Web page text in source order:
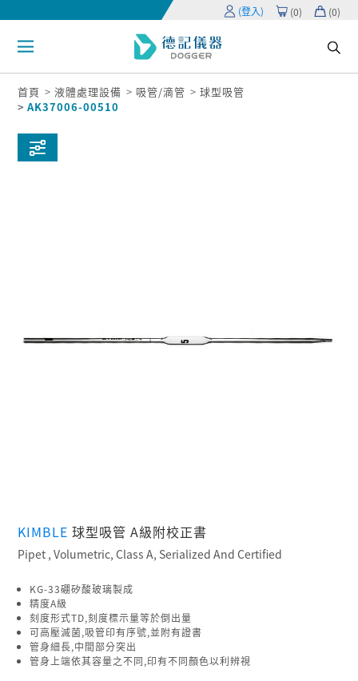
(登入) (0) (0)
首頁 液體處理設備 吸管/滴管
球型吸管
AK37006-00510
KIMBLE球型吸管 A級附校正書
Pipet , Volumetric, Class A, Serialized And Certified
KG-33硼矽酸玻璃製成
精度A級
刻度形式TD,刻度標示量等於倒出量
可高壓滅菌,吸管印有序號,並附有證書
管身細長,中間部分突出
管身上端依其容量之不同,印有不同顏色以利辨視